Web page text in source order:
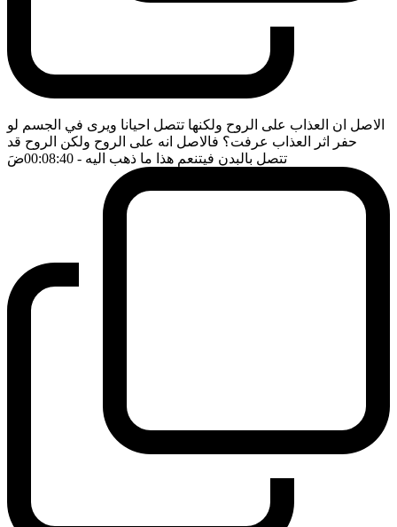
الاصل ان العذاب على الروح ولكنها تتصل احيانا ويرى في الجسم لو
حفر اثر العذاب عرفت؟ فالاصل انه على الروح ولكن الروح قد
تتصل بالبدن فيتنعم هذا ما ذهب اليه - 00:08:40 ضَ